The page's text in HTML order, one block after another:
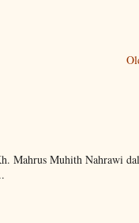
Mahrus Muhith Nahrawi